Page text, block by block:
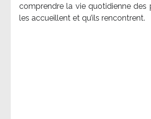
comprendre la vie quotidienne des
les accueillent et qu’ils rencontrent.